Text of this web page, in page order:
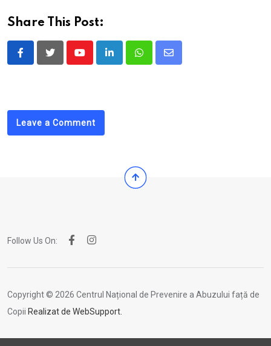
Share This Post:
YoutubeLinkedInWhatsappShare
Leave a Comment
Follow Us On:
Copyright © 2026 Centrul Național de Prevenire a Abuzului față de
Copii Realizat de WebSupport.